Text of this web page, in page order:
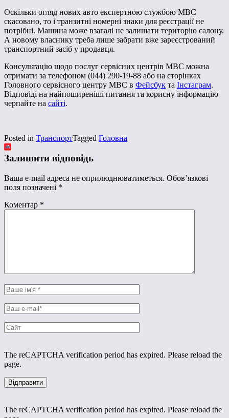
Оскільки огляд нових авто експертною службою МВС
скасовано, то і транзитні номерні знаки для реєстрації не
потрібні. Машина може взагалі не залишати територію салону.
А новому власнику треба лише забрати вже зареєстрований
транспортний засіб у продавця.
Консультацію щодо послуг сервісних центрів МВС можна
отримати за телефоном (044) 290-19-88 або на сторінках
Головного сервісного центру МВС в Фейсбук та Інстаграм.
Відповіді на найпоширеніші питання та корисну інформацію
черпайте на сайті.
Posted in ТранспортTagged Головна
Залишити відповідь
Ваша e-mail адреса не оприлюднюватиметься. Обов’язкові
поля позначені *
Коментар *
The reCAPTCHA verification period has expired. Please reload the
page.
The reCAPTCHA verification period has expired. Please reload the